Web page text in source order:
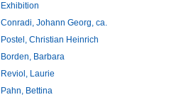
Exhibition
Conradi, Johann Georg, ca.
Postel, Christian Heinrich
Borden, Barbara
Reviol, Laurie
Pahn, Bettina